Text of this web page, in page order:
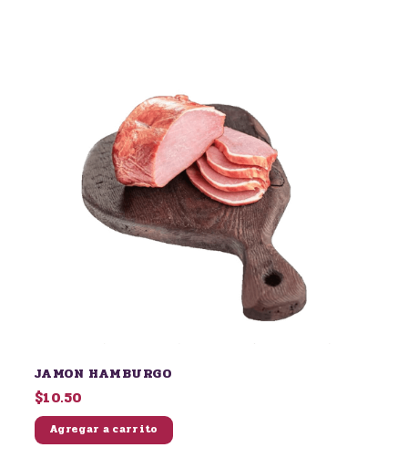
JAMON HAMBURGO
$10.50
Agregar a carrito